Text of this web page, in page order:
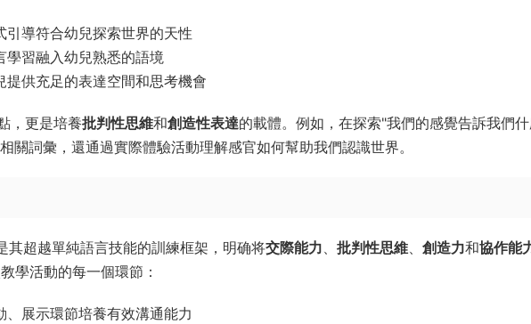
引導符合幼兒探索世界的天性
學習融入幼兒熟悉的語境
提供充足的表達空間和思考機會
，更是培養批判性思維和創造性表達的載體。例如，在探索"我們的感覺告訴我們
關詞彙，還通過實際體驗活動理解感官如何幫助我們認識世界。
超越單純語言技能的訓練框架，明确将交際能力、 批判性思維、 創造力和協作能
學活動的每一個環節：
、展示環節培養有效溝通能力